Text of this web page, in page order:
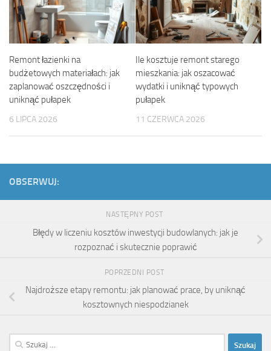
Remont łazienki na
budżetowych materiałach: jak
zaplanować oszczędności i
uniknąć pułapek
6 LIPCA 2026
Ile kosztuje remont starego
mieszkania: jak oszacować
wydatki i uniknąć typowych
pułapek
11 CZERWCA 2026
OBSERWUJ:
NASTĘPNY POST
Błędy w liczeniu kosztów inwestycji budowlanych: jak je
rozpoznać i skutecznie poprawić
POPRZEDNI POST
Najdroższe etapy remontu: jak planować prace, by uniknąć
kosztownych niespodzianek
Szukaj: